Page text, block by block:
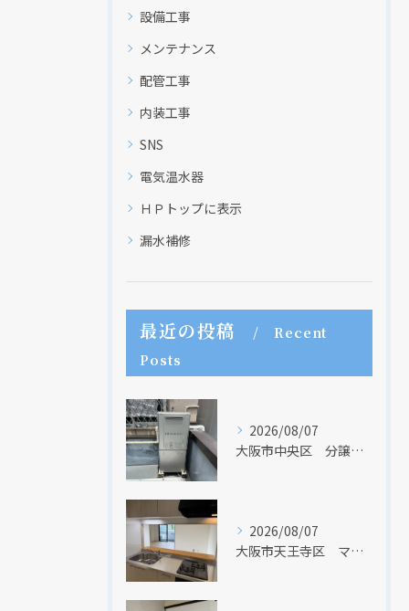
設備工事
メンテナンス
配管工事
内装工事
SNS
電気温水器
ＨＰトップに表示
漏水補修
最近の投稿
Recent
Posts
2026/08/07
大阪市中央区 分譲マンションの給湯器取替リフォーム工事 UV除菌機能搭載給湯器
2026/08/07
大阪市天王寺区 マンションのキッチン取替及び内装リフォーム工事 クリナップ
現在、新聞に入っている折込チラシです。
クリックでチラシのページにジャンプします
現在、新聞に入っている折込チラシです。
クリックでチラシのページにジャンプします